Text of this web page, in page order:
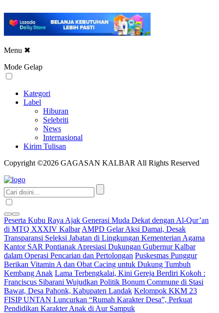
Menu ✖
Mode Gelap
Kategori
Label
Hiburan
Selebriti
News
Internasional
Kirim Tulisan
Copyright ©2026 GAGASAN KALBAR All Rights Reserved
Peserta Kubu Raya Ajak Generasi Muda Dekat dengan Al-Qur’an
di MTQ XXXIV Kalbar AMPD Gelar Aksi Damai, Desak
Transparansi Seleksi Jabatan di Lingkungan Kementerian Agama
Kantor SAR Pontianak Apresiasi Dukungan Gubernur Kalbar
dalam Operasi Pencarian dan Pertolongan Puskesmas Punggur
Berikan Vitamin A dan Obat Cacing untuk Dukung Tumbuh
Kembang Anak Lama Terbengkalai, Kini Gereja Berdiri Kokoh :
Franciscus Sibarani Wujudkan Politik Bonum Commune di Stasi
Bawat, Desa Pahonk, Kabupaten Landak Kelompok KKM 23
FISIP UNTAN Luncurkan “Rumah Karakter Desa”, Perkuat
Pendidikan Karakter Anak di Aur Sampuk